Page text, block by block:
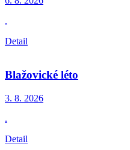
.
Detail
Blažovické léto
3. 8. 2026
.
Detail